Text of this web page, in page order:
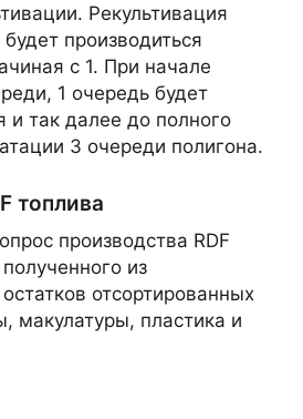
Рекультивация
производиться
с 1. При начале
1 очередь будет
и так далее до полного
3 очереди полигона.
топлива
производства RDF
из
отсортированных
макулатуры, пластика и